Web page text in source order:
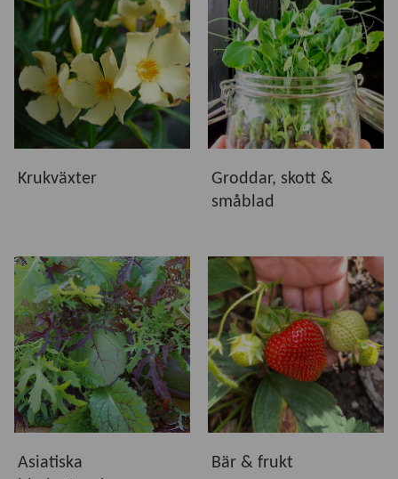
Krukväxter
Groddar, skott &
småblad
Asiatiska
Bär & frukt